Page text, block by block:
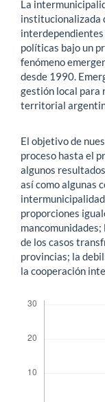
artículo
La
institucionalizada
políticas bajo un
fenómeno
desde 1990.
gestión local para
territorial
El objetivo de
proceso hasta el
algunos
así como algunas
proporciones
de los casos
provincias; la
la cooperación